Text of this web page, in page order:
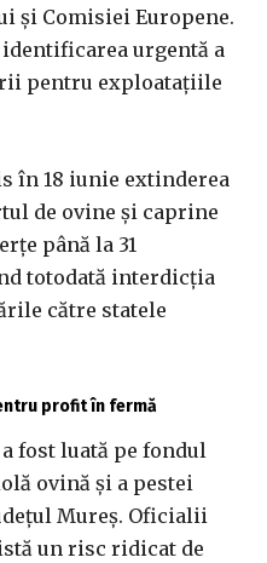
şi Comisiei Europene.
identificarea urgentă a
pentru exploataţiile
în 18 iunie extinderea
de ovine şi caprine
până la 31
totodată interdicţia
către statele
profit în fermă
fost luată pe fondul
ovină şi a pestei
Mureş. Oficialii
un risc ridicat de